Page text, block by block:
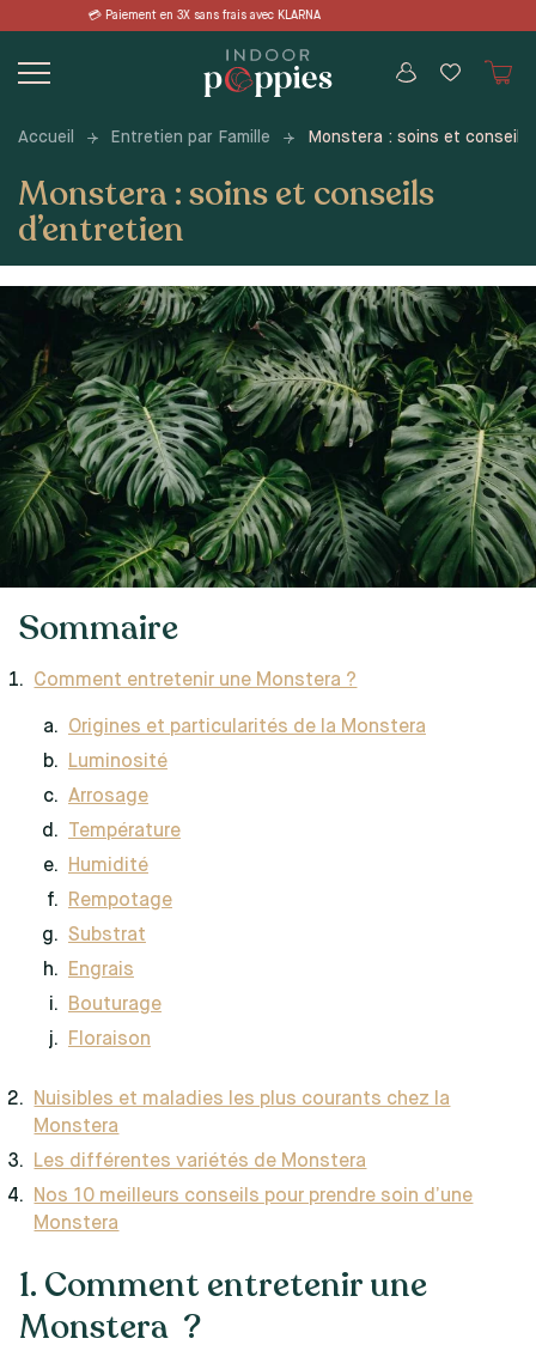
content
avec KLARNA 📦 LIVRAISON
Accueil Entretien par Famille Monstera : soins et conseils
Monstera : soins et conseils
d’entretien
Sommaire
Comment entretenir une Monstera ?
Origines et particularités de la Monstera
Luminosité
Arrosage
Température
Humidité
Rempotage
Substrat
Engrais
Bouturage
Floraison
Nuisibles et maladies les plus courants chez la
Monstera
Les différentes variétés de Monstera
Nos 10 meilleurs conseils pour prendre soin d’une
Monstera
1. Comment entretenir une
Monstera ?